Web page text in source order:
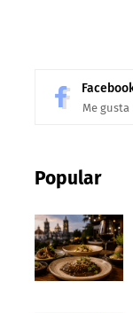
Me gusta
Popular